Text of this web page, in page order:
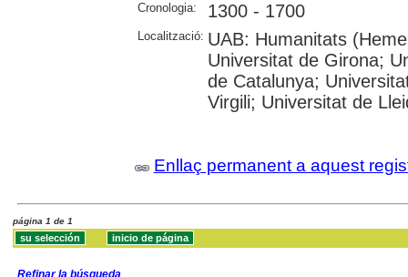
Cronologia:
1300 - 1700
Localització: UAB: Humanitats
Universitat de Girona;
de Catalunya;
Virgili; Universitat de
Enllaç permanent a aquest
página 1 de 1
Refinar la búsqueda